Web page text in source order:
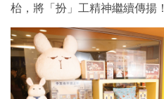
枱，將「扮」工精神繼續傳揚！